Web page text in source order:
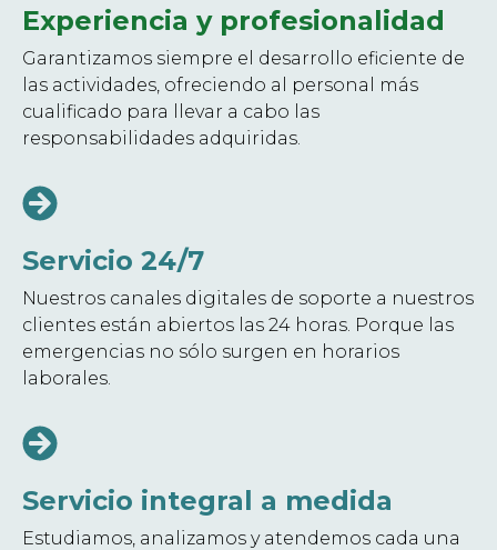
Experiencia y profesionalidad
Garantizamos siempre el desarrollo eficiente de
las actividades, ofreciendo al personal más
cualificado para llevar a cabo las
responsabilidades adquiridas.
Servicio 24/7
Nuestros canales digitales de soporte a nuestros
clientes están abiertos las 24 horas. Porque las
emergencias no sólo surgen en horarios
laborales.
Servicio integral a medida
Estudiamos, analizamos y atendemos cada una